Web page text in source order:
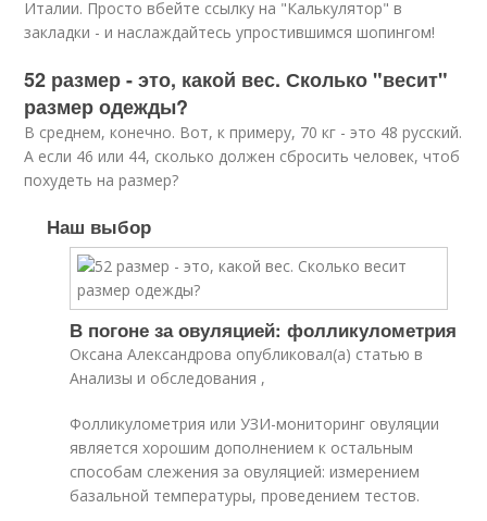
Италии. Просто вбейте ссылку на "Калькулятор" в
закладки - и наслаждайтесь упростившимся шопингом!
52 размер - это, какой вес. Сколько "весит"
размер одежды?
В среднем, конечно. Вот, к примеру, 70 кг - это 48 русский.
А если 46 или 44, сколько должен сбросить человек, чтоб
похудеть на размер?
Наш выбор
В погоне за овуляцией: фолликулометрия
Оксана Александрова опубликовал(а) статью в
Анализы и обследования ,
Фолликулометрия или УЗИ-мониторинг овуляции
является хорошим дополнением к остальным
способам слежения за овуляцией: измерением
базальной температуры, проведением тестов.